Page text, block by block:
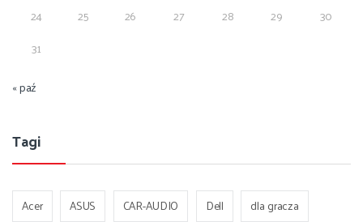
24
25 26 27 28 29
30
31
« paź
Tagi
Acer ASUS CAR-AUDIO Dell
dla gracza